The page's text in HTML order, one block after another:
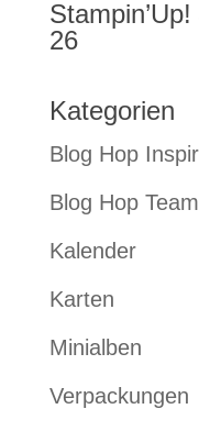
26
Kategorien
Blog Hop
Blog Hop
Kalender
Karten
Minialben
Verpackungen